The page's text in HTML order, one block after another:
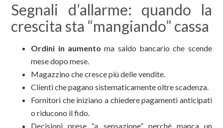
Segnali d’allarme: quando la
crescita sta “mangiando” cassa
Ordini in aumento ma saldo bancario che scende
mese dopo mese.
Magazzino che cresce più delle vendite.
Clienti che pagano sistematicamente oltre scadenza.
Fornitori che iniziano a chiedere pagamenti anticipati
o riducono il fido.
Decisioni prese “a sensazione” perché manca un